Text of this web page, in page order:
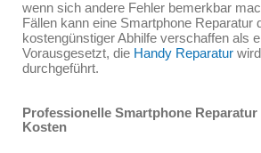
wenn sich andere Fehler bemerkbar
Fällen kann eine Smartphone Reparatur
kostengünstiger Abhilfe verschaffen als
Vorausgesetzt, die Handy Reparatur
durchgeführt.
Professionelle Smartphone
Kosten